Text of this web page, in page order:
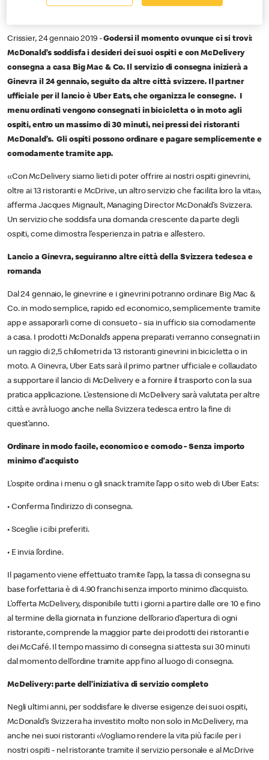
Co. ora ordinabili da casa
Crissier, 24 gennaio 2019 -Godersi il momento ovunque ci si trovi:
McDonald’s soddisfa i desideri dei suoi ospiti e con McDelivery
consegna a casa Big Mac & Co. Il servizio di consegna inizierà a
Ginevra il 24 gennaio, seguito da altre città svizzere. Il partner
ufficiale per il lancio è Uber Eats, che organizza le consegne. I
menu ordinati vengono consegnati in bicicletta o in moto agli
ospiti, entro un massimo di 30 minuti, nei pressi dei ristoranti
McDonald’s. Gli ospiti possono ordinare e pagare semplicemente e
comodamente tramite app.
«Con McDelivery siamo lieti di poter offrire ai nostri ospiti ginevrini,
oltre ai 13 ristoranti e McDrive, un altro servizio che facilita loro la vita»,
afferma Jacques Mignault, Managing Director McDonald’s Svizzera.
Un servizio che soddisfa una domanda crescente da parte degli
ospiti, come dimostra l’esperienza in patria e all’estero.
Lancio a Ginevra, seguiranno altre città della Svizzera tedesca e
romanda
Dal 24 gennaio, le ginevrine e i ginevrini potranno ordinare Big Mac &
Co. in modo semplice, rapido ed economico, semplicemente tramite
app e assaporarli come di consueto - sia in ufficio sia comodamente
a casa. I prodotti McDonald’s appena preparati verranno consegnati in
un raggio di 2,5 chilometri da 13 ristoranti ginevrini in bicicletta o in
moto. A Ginevra, Uber Eats sarà il primo partner ufficiale e collaudato
a supportare il lancio di McDelivery e a fornire il trasporto con la sua
pratica applicazione. L’estensione di McDelivery sarà valutata per altre
città e avrà luogo anche nella Svizzera tedesca entro la fine di
quest’anno.
Ordinare in modo facile, economico e comodo - Senza importo
minimo d’acquisto
L’ospite ordina i menu o gli snack tramite l’app o sito web di Uber Eats:
• Conferma l’indirizzo di consegna.
• Sceglie i cibi preferiti.
• E invia l’ordine.
Il pagamento viene effettuato tramite l’app, la tassa di consegna su
base forfettaria è di 4.90 franchi senza importo minimo d’acquisto.
L’offerta McDelivery, disponibile tutti i giorni a partire dalle ore 10 e fino
al termine della giornata in funzione dell’orario d’apertura di ogni
ristorante, comprende la maggior parte dei prodotti dei ristoranti e
dei McCafé. Il tempo massimo di consegna si attesta sui 30 minuti
dal momento dell’ordine tramite app fino al luogo di consegna.
McDelivery: parte dell’iniziativa di servizio completo
Negli ultimi anni, per soddisfare le diverse esigenze dei suoi ospiti,
McDonald’s Svizzera ha investito molto non solo in McDelivery, ma
anche nei suoi ristoranti «Vogliamo rendere la vita più facile per i
nostri ospiti - nel ristorante tramite il servizio personale e al McDrive